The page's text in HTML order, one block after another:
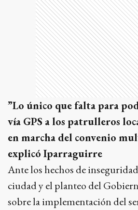
”Lo único que falta para
vía GPS a los patrulleros
en marcha del convenio
explicó Iparraguirre
Ante los hechos de
ciudad y el planteo del
sobre la implementación del